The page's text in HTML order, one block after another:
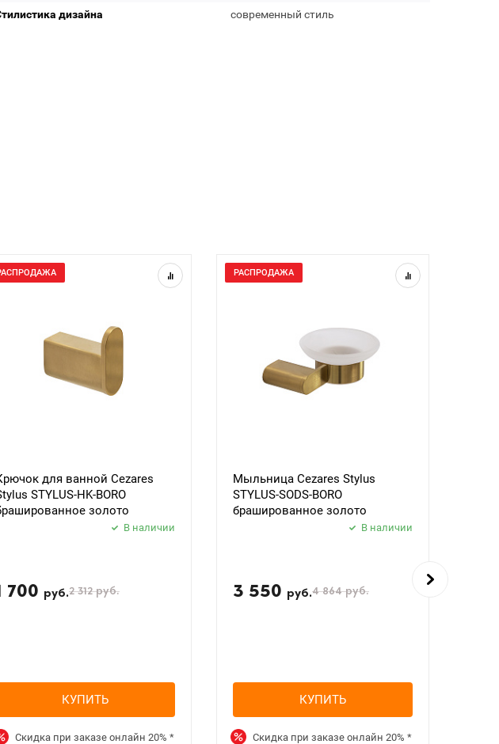
дизайна
современный стиль
для ванной Cezares
STYLUS-HK-BORO
золото
В наличии
700 руб.2 312руб.
КУПИТЬ
Скидка при заказе онлайн 20% *
РАСПРОДАЖА
Мыльница Cezares Stylus
STYLUS-SODS-BORO
брашированное золото
В наличии
3 550 руб.4 864руб.
КУПИТЬ
Скидка при заказе онлайн 20% *